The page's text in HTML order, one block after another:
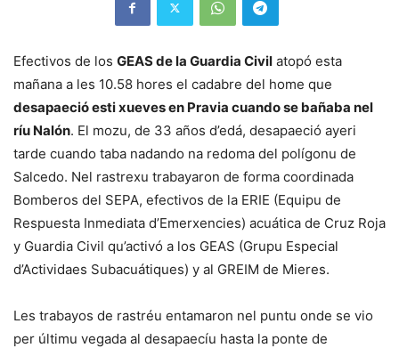
Efectivos de los GEAS de la Guardia Civil atopó esta
mañana a les 10.58 hores el cadabre del home que
desapaeció esti xueves en Pravia cuando se bañaba nel
ríu Nalón. El mozu, de 33 años d’edá, desapaeció ayeri
tarde cuando taba nadando na redoma del polígonu de
Salcedo. Nel rastrexu trabayaron de forma coordinada
Bomberos del SEPA, efectivos de la ERIE (Equipu de
Respuesta Inmediata d’Emerxencies) acuática de Cruz Roja
y Guardia Civil qu’activó a los GEAS (Grupu Especial
d’Actividaes Subacuátiques) y al GREIM de Mieres.
Les trabayos de rastréu entamaron nel puntu onde se vio
per últimu vegada al desapaecíu hasta la ponte de